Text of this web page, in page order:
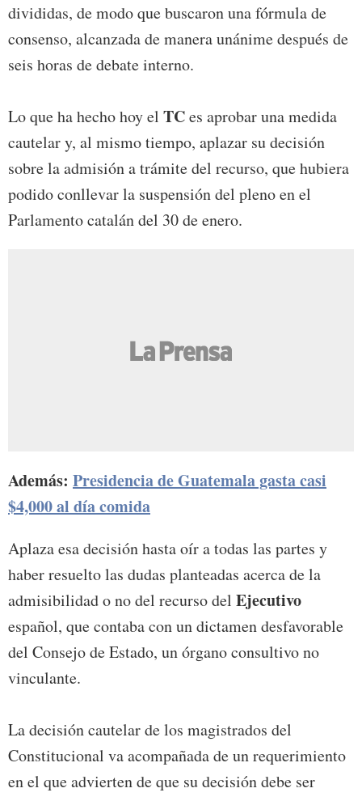
divididas, de modo que buscaron una fórmula de
consenso, alcanzada de manera unánime después de
seis horas de debate interno.
Lo que ha hecho hoy el TCes aprobar una medida
cautelar y, al mismo tiempo, aplazar su decisión
sobre la admisión a trámite del recurso, que hubiera
podido conllevar la suspensión del pleno en el
Parlamento catalán del 30 de enero.
Además: Presidencia de Guatemala gasta casi
$4,000 al día comida
Aplaza esa decisión hasta oír a todas las partes y
haber resuelto las dudas planteadas acerca de la
admisibilidad o no del recurso del Ejecutivo
español, que contaba con un dictamen desfavorable
del Consejo de Estado, un órgano consultivo no
vinculante.
La decisión cautelar de los magistrados del
Constitucional va acompañada de un requerimiento
en el que advierten de que su decisión debe ser